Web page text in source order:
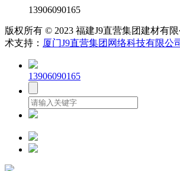
13906090165
版权所有 © 2023 福建J9直营集团建材有
术支持： 厦门J9直营集团网络科技有限公
13906090165